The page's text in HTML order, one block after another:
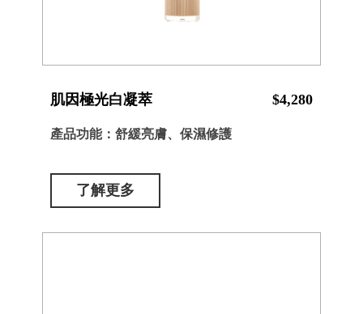
肌因極光白凝萃 $4,280
產品功能：舒緩亮膚、保濕修護
了解更多